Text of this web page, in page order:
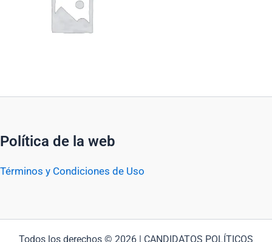
Política de la web
Términos y Condiciones de Uso
Todos los derechos © 2026 | CANDIDATOS POLÍTICOS